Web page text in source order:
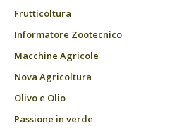
Frutticoltura
Informatore Zootecnico
Macchine Agricole
Nova Agricoltura
Olivo e Olio
Passione in verde